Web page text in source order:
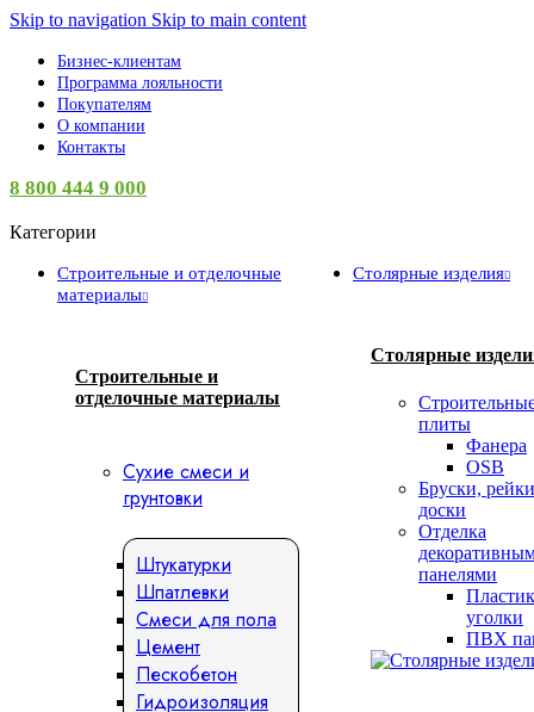
Skip to navigation Skip to main content
Бизнес-клиентам
Программа лояльности
Покупателям
О компании
Контакты
8 800 444 9 000
Категории
Строительные и отделочные
материалы
Строительные и
отделочные материалы
Сухие смеси и
грунтовки
Штукатурки
Шпатлевки
Смеси для пола
Цемент
Пескобетон
Гидроизоляция
Столярные изделия
Столярные
плиты
Фанера
OSB
Бруски,
доски
Отделка
панелями
уголки
ПВХ